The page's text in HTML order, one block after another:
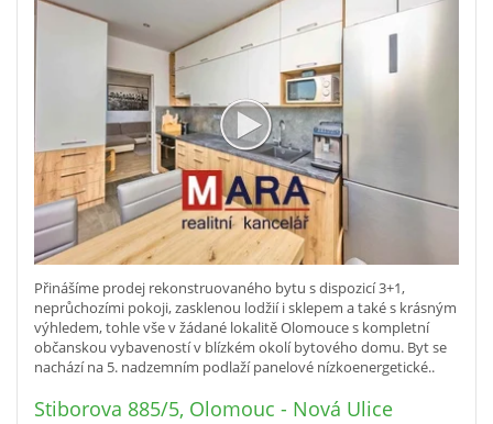
Přinášíme prodej rekonstruovaného bytu s dispozicí 3+1,
neprůchozími pokoji, zasklenou lodžií i sklepem a také s krásným
výhledem, tohle vše v žádané lokalitě Olomouce s kompletní
občanskou vybaveností v blízkém okolí bytového domu. Byt se
nachází na 5. nadzemním podlaží panelové nízkoenergetické..
Stiborova 885/5, Olomouc - Nová Ulice